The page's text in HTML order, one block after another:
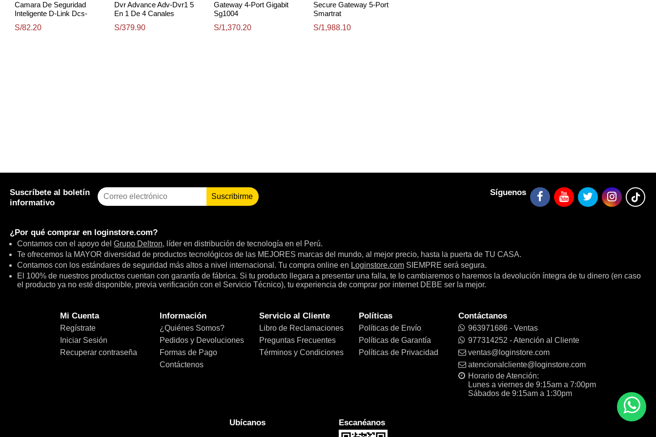
Camara De Seguridad
Inteligente D-Link Dcs-
Wi-Fi / Bluetooth Le 5.2
S/82.20
Dvr Advance Adv-Dvr1 5
En 1 De 4 Canales
Ahd 1 Canal Ip
S/379.90
Gateway 4-Port Gigabit
Sg1004​
S/1,370.20
Secure Gateway 5-Port
Smartrat
S/1,988.10
Suscríbete al boletín
informativo
Suscribirme Síguenos
¿Por qué comprar en loginstore.com?
Contamos con el apoyo del Grupo Deltron, líder en distribución de tecnología en el Perú.
Te ofrecemos la MAYOR diversidad de productos tecnológicos de las MEJORES marcas del mundo, al mejor precio, hasta la puerta de TU CASA.
Contamos con los estándares de seguridad más altos a nivel internacional. Tu compra online en Loginstore.com SIEMPRE será segura.
El 100% de nuestros productos cuentan con garantía de fábrica. Si tu producto llegara a presentar una falla, te lo cambiaremos o haremos la devolución íntegra de tu dinero (en caso
el producto ya no esté disponible, previa verificación con el Servicio Técnico), tu experiencia de comprar por internet DEBE ser la mejor.
Mi Cuenta
Regístrate
Iniciar Sesión
Recuperar contraseña
Información
¿Quiénes Somos?
Pedidos y Devoluciones
Formas de Pago
Contáctenos
Servicio al Cliente
Libro de Reclamaciones
Preguntas Frecuentes
Términos y Condiciones
Políticas
Políticas de Envío
Políticas de Garantía
Políticas de Privacidad
Contáctanos
963971686 - Ventas
977314252 - Atención al Cliente
ventas@loginstore.com
atencionalcliente@loginstore.com
Horario de Atención:
Lunes a viernes de 9:15am a 7:00pm
Sábados de 9:15am a 1:30pm
Ubícanos Escanéanos